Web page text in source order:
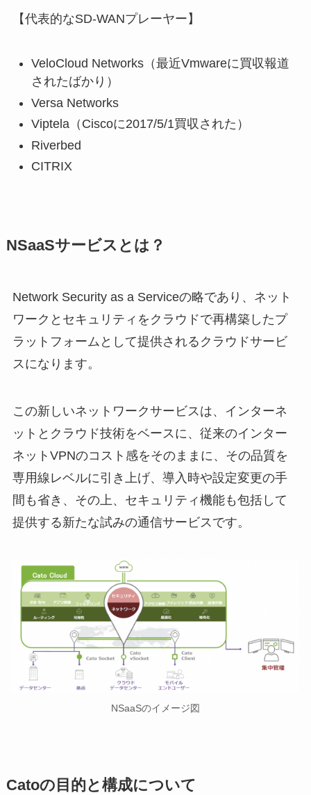
【代表的なSD-WANプレーヤー】
VeloCloud Networks（最近Vmwareに買収報道
されたばかり）
Versa Networks
Viptela（Ciscoに2017/5/1買収された）
Riverbed
CITRIX
NSaaSサービスとは？
Network Security as a Serviceの略であり、ネット
ワークとセキュリティをクラウドで再構築したプ
ラットフォームとして提供されるクラウドサービ
スになります。
この新しいネットワークサービスは、インターネ
ットとクラウド技術をベースに、従来のインター
ネットVPNのコスト感をそのままに、その品質を
専用線レベルに引き上げ、導入時や設定変更の手
間も省き、その上、セキュリティ機能も包括して
提供する新たな試みの通信サービスです。
NSaaSのイメージ図
Catoの目的と構成について